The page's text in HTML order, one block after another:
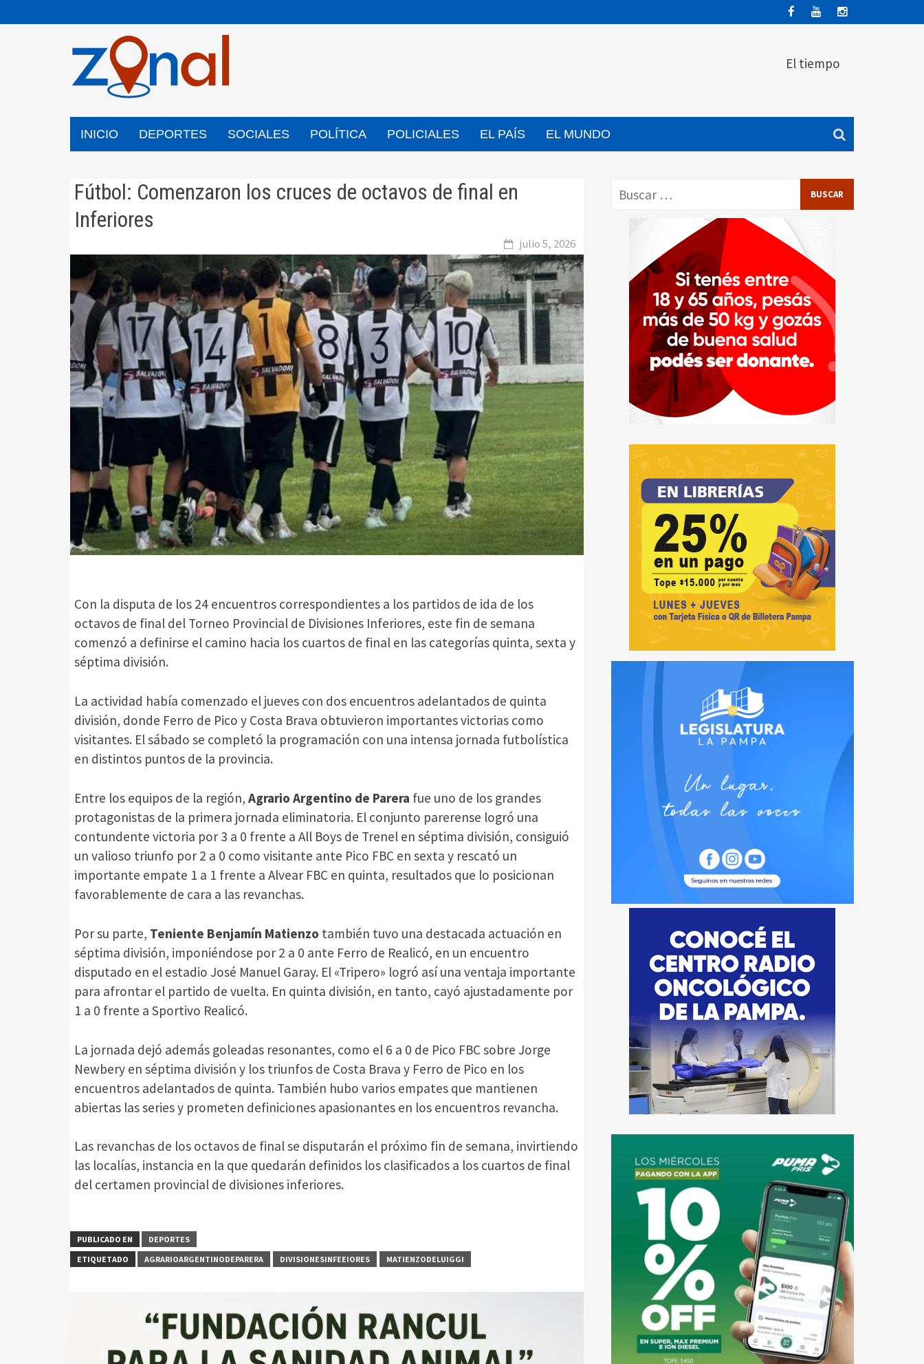
al
El tiempo
INICIO DEPORTES SOCIALES POLÍTICA POLICIALES EL PAÍS EL MUNDO
Fútbol: Comenzaron los cruces de octavos de final en
Inferiores
julio 5, 2026
Con la disputa de los 24 encuentros correspondientes a los partidos de ida de los
octavos de final del Torneo Provincial de Divisiones Inferiores, este fin de semana
comenzó a definirse el camino hacia los cuartos de final en las categorías quinta, sexta y
séptima división.
La actividad había comenzado el jueves con dos encuentros adelantados de quinta
división, donde Ferro de Pico y Costa Brava obtuvieron importantes victorias como
visitantes. El sábado se completó la programación con una intensa jornada futbolística
en distintos puntos de la provincia.
Entre los equipos de la región, Agrario Argentino de Parera fue uno de los grandes
protagonistas de la primera jornada eliminatoria. El conjunto parerense logró una
contundente victoria por 3 a 0 frente a All Boys de Trenel en séptima división, consiguió
un valioso triunfo por 2 a 0 como visitante ante Pico FBC en sexta y rescató un
importante empate 1 a 1 frente a Alvear FBC en quinta, resultados que lo posicionan
favorablemente de cara a las revanchas.
Por su parte, Teniente Benjamín Matienzo también tuvo una destacada actuación en
séptima división, imponiéndose por 2 a 0 ante Ferro de Realicó, en un encuentro
disputado en el estadio José Manuel Garay. El «Tripero» logró así una ventaja importante
para afrontar el partido de vuelta. En quinta división, en tanto, cayó ajustadamente por
1 a 0 frente a Sportivo Realicó.
La jornada dejó además goleadas resonantes, como el 6 a 0 de Pico FBC sobre Jorge
Newbery en séptima división y los triunfos de Costa Brava y Ferro de Pico en los
encuentros adelantados de quinta. También hubo varios empates que mantienen
abiertas las series y prometen definiciones apasionantes en los encuentros revancha.
Las revanchas de los octavos de final se disputarán el próximo fin de semana, invirtiendo
las localías, instancia en la que quedarán definidos los clasificados a los cuartos de final
del certamen provincial de divisiones inferiores.
PUBLICADO EN
DEPORTES
ETIQUETADO
AGRARIOARGENTINODEPARERA DIVISIONESINFEEIORES MATIENZODELUIGGI
Buscar: